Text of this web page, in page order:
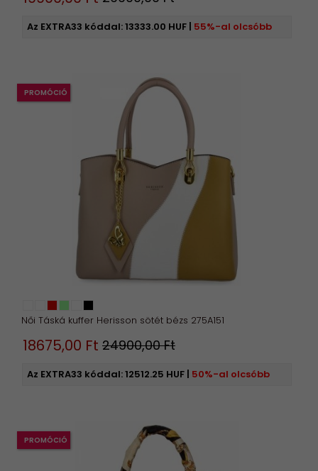
Az EXTRA33 kóddal:13333.00 HUF | 55%-al olcsóbb
Női Táská kuffer Herisson sötét bézs 275A151
PROMÓCIÓ
18675,00 Ft 24900,00 Ft
Az EXTRA33 kóddal:12512.25 HUF | 50%-al olcsóbb
PROMÓCIÓ